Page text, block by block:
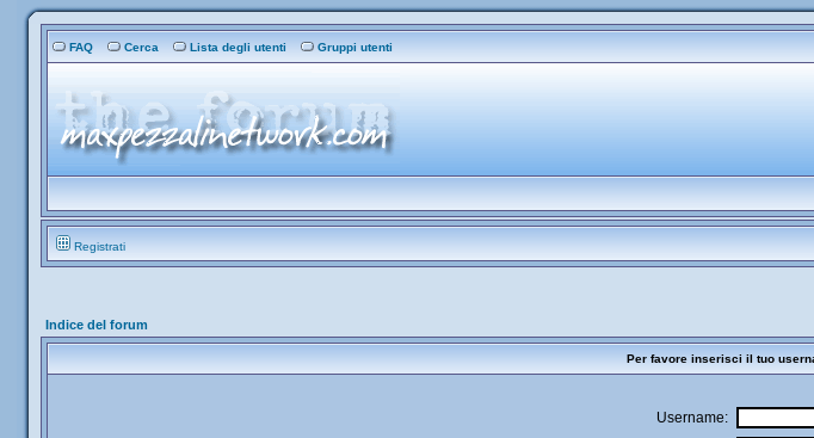
FAQ Cerca Lista degli utenti Gruppi utenti
Registrati
Indice del forum
Per favore inserisci il tuo
Username: